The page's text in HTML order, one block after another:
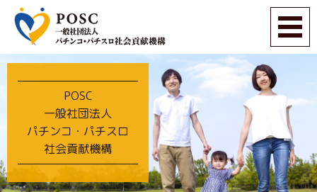
POSC
一般社団法人
パチンコ・パチスロ
社会貢献機構